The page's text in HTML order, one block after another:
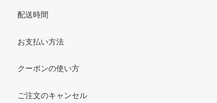
配送時間
お支払い方法
クーポンの使い方
ご注文のキャンセル